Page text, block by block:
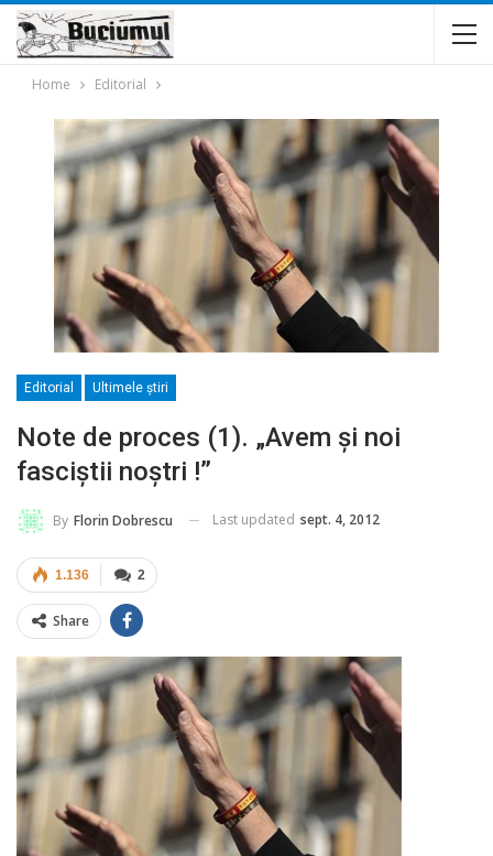
Home Editorial
Editorial Ultimele ştiri
Note de proces (1). „Avem și noi
fasciștii noștri !”
By Florin Dobrescu Last updated sept. 4, 2012
2
1.136
Share